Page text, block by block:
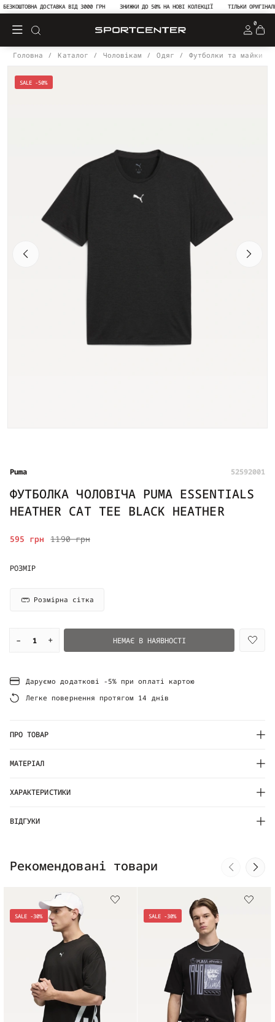
ДОСТАВКА ВІД 3000 ГРН ЗНИЖКИ ДО 50% НА НОВІ КОЛЕКЦІЇ ТІЛЬКИ
0
Головна Каталог Чоловікам Одяг Футболки та майки
SALE -50%
Puma 52592001
ФУТБОЛКА ЧОЛОВІЧА PUMA ESSENTIALS
HEATHER CAT TEE BLACK HEATHER
1190 грн
595 грн
РОЗМІР
Розмірна сітка
– + НЕМАЄ В НАЯВНОСТІ
Даруємо додаткові -5% при оплаті картою
Легке повернення протягом 14 днів
ПРО ТОВАР
МАТЕРІАЛ
ХАРАКТЕРИСТИКИ
ВІДГУКИ
Рекомендовані товари
SALE -30% SALE -30%